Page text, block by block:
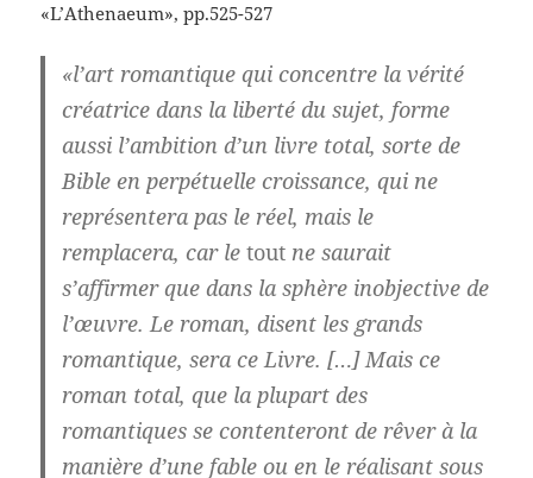
«L’Athenaeum», pp.525-527
«l’art romantique qui concentre la vérité
créatrice dans la liberté du sujet, forme
aussi l’ambition d’un livre total, sorte de
Bible en perpétuelle croissance, qui ne
représentera pas le réel, mais le
remplacera, car letout ne saurait
s’affirmer que dans la sphère inobjective de
l’œuvre. Le roman, disent les grands
romantique, sera ce Livre. […] Mais ce
roman total, que la plupart des
romantiques se contenteront de rêver à la
manière d’une fable ou en le réalisant sous